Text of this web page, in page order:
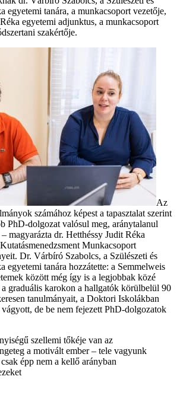
egyetemi tanára, a munkacsoport vezetője,
egyetemi adjunktus, a munkacsoport
szakértője.
Az
számához képest a tapasztalat szerint
PhD-dolgozat valósul meg, aránytalanul
magyarázta dr. Hetthéssy Judit Réka
Munkacsoport
Dr. Várbíró Szabolcs, a Szülészeti és
egyetemi tanára hozzátette: a Semmelweis
között még így is a legjobbak közé
graduális karokon a hallgatók körülbelül 90
tanulmányait, a Doktori Iskolákban
de be nem fejezett PhD-dolgozatok
szellemi tőkéje van az
a motivált ember – tele vagyunk
épp nem a kellő arányban